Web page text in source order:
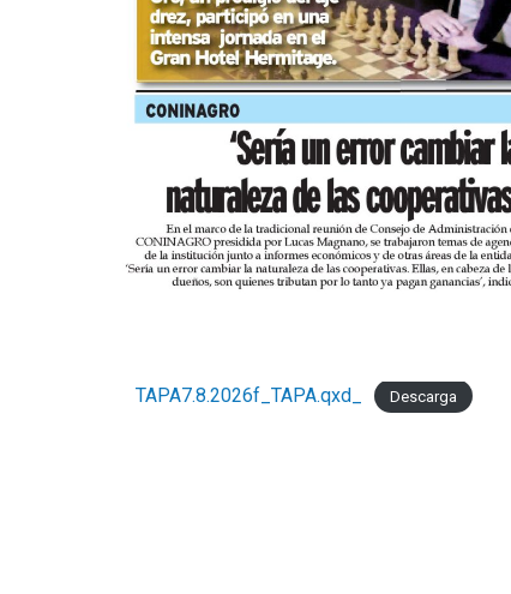
TAPA7.8.2026f_TAPA.qxd_ Descarga